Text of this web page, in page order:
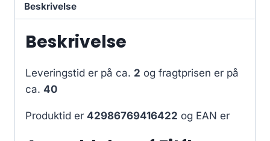
Beskrivelse
Beskrivelse
Leveringstid er på ca. 2 og fragtprisen er på
ca. 40
Produktid er 42986769416422 og EAN er